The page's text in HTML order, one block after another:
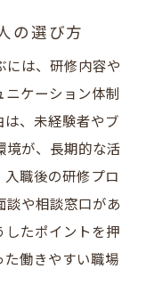
の選び方
には、研修内容や
ニケーション体制
は、未経験者やブ
境が、長期的な活
職後の研修プロ
談や相談窓口があ
したポイントを押
た働きやすい職場